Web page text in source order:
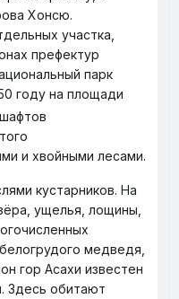
Хонсю.
участка,
префектур
парк
году на площади
и хвойными лесами.
кустарников. На
ущелья, лощины,
медведя,
гор Асахи известен
Здесь обитают